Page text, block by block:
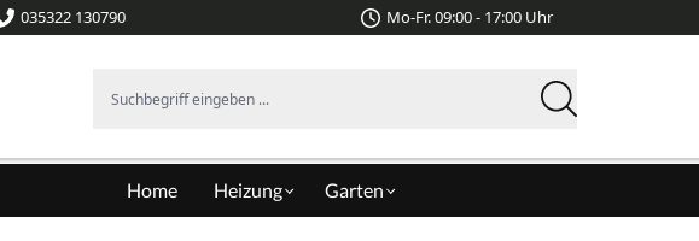
035322 130790 Mo-Fr. 09:00 - 17:00 Uhr
Home Heizung Garten